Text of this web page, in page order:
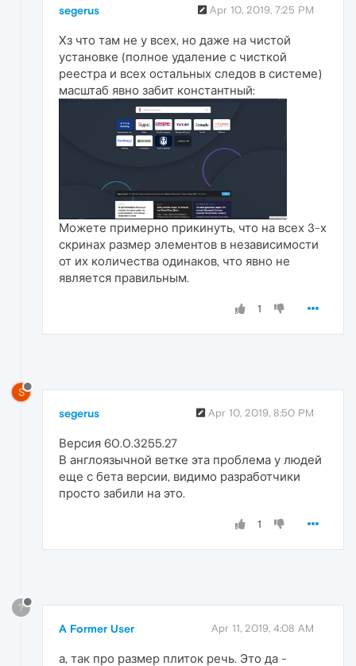
segerus Apr 10, 2019, 7:25 PM
Хз что там не у всех, но даже на чистой
установке (полное удаление с чисткой
реестра и всех остальных следов в системе)
масштаб явно забит константный:
Можете примерно прикинуть, что на всех 3-х
скринах размер элементов в независимости
от их количества одинаков, что явно не
является правильным.
1
S
segerus Apr 10, 2019, 8:50 PM
Версия 60.0.3255.27
В англоязычной ветке эта проблема у людей
еще с бета версии, видимо разработчики
просто забили на это.
1
?
A Former User Apr 11, 2019, 4:08 AM
а, так про размер плиток речь. Это да -